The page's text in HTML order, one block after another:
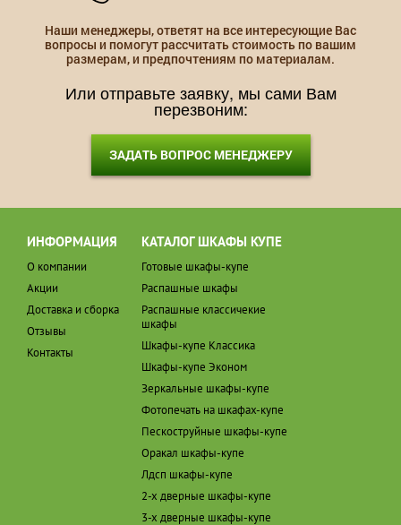
Наши менеджеры, ответят на все интересующие Вас
вопросы и помогут рассчитать стоимость по вашим
размерам, и предпочтениям по материалам.
Или отправьте заявку, мы сами Вам
перезвоним:
ЗАДАТЬ ВОПРОС МЕНЕДЖЕРУ
ИНФОРМАЦИЯ
О компании
Акции
Доставка и сборка
Отзывы
Контакты
КАТАЛОГ ШКАФЫ КУПЕ
Готовые шкафы-купе
Распашные шкафы
Распашные классичекие
шкафы
Шкафы-купе Классика
Шкафы-купе Эконом
Зеркальные шкафы-купе
Фотопечать на шкафах-купе
Пескоструйные шкафы-купе
Оракал шкафы-купе
Лдсп шкафы-купе
2-х дверные шкафы-купе
3-х дверные шкафы-купе